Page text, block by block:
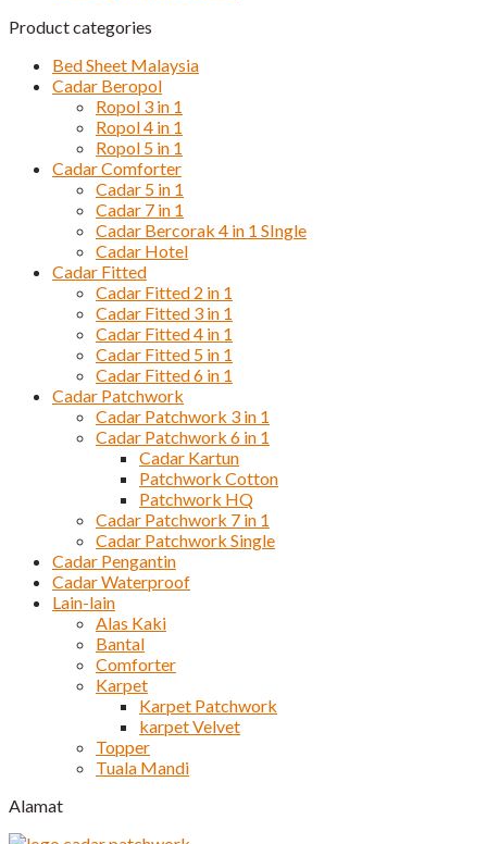
Product categories
Bed Sheet Malaysia
Cadar Beropol
Ropol 3 in 1
Ropol 4 in 1
Ropol 5 in 1
Cadar Comforter
Cadar 5 in 1
Cadar 7 in 1
Cadar Bercorak 4 in 1 SIngle
Cadar Hotel
Cadar Fitted
Cadar Fitted 2 in 1
Cadar Fitted 3 in 1
Cadar Fitted 4 in 1
Cadar Fitted 5 in 1
Cadar Fitted 6 in 1
Cadar Patchwork
Cadar Patchwork 3 in 1
Cadar Patchwork 6 in 1
Cadar Kartun
Patchwork Cotton
Patchwork HQ
Cadar Patchwork 7 in 1
Cadar Patchwork Single
Cadar Pengantin
Cadar Waterproof
Lain-lain
Alas Kaki
Bantal
Comforter
Karpet
Karpet Patchwork
karpet Velvet
Topper
Tuala Mandi
Alamat